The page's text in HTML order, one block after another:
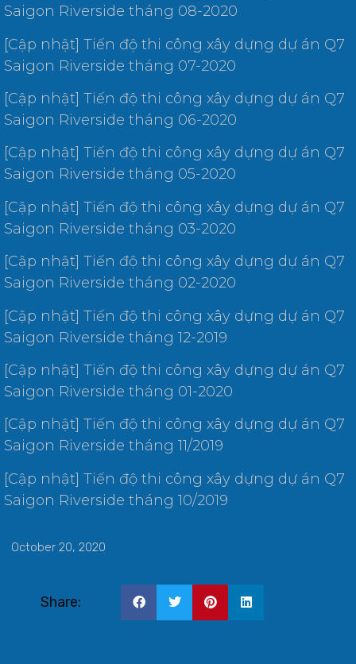
Saigon Riverside tháng 08-2020
[Cập nhật] Tiến độ thi công xây dựng dự án Q7
Saigon Riverside tháng 07-2020
[Cập nhật] Tiến độ thi công xây dựng dự án Q7
Saigon Riverside tháng 06-2020
[Cập nhật] Tiến độ thi công xây dựng dự án Q7
Saigon Riverside tháng 05-2020
[Cập nhật] Tiến độ thi công xây dựng dự án Q7
Saigon Riverside tháng 03-2020
[Cập nhật] Tiến độ thi công xây dựng dự án Q7
Saigon Riverside tháng 02-2020
[Cập nhật] Tiến độ thi công xây dựng dự án Q7
Saigon Riverside tháng 12-2019
[Cập nhật] Tiến độ thi công xây dựng dự án Q7
Saigon Riverside tháng 01-2020
[Cập nhật] Tiến độ thi công xây dựng dự án Q7
Saigon Riverside tháng 11/2019
[Cập nhật] Tiến độ thi công xây dựng dự án Q7
Saigon Riverside tháng 10/2019
October 20, 2020
Share: